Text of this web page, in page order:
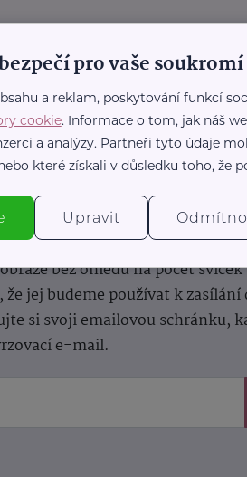
pro
bez ohledu na počet
jej budeme používat k
si svoji emailovou schránku,
e-mail.
pro vaše soukromí
a reklam, poskytování funkcí
cookie. Informace o tom, jak náš
a analýzy. Partneři tyto údaje
které získali v důsledku toho, že
Upravit